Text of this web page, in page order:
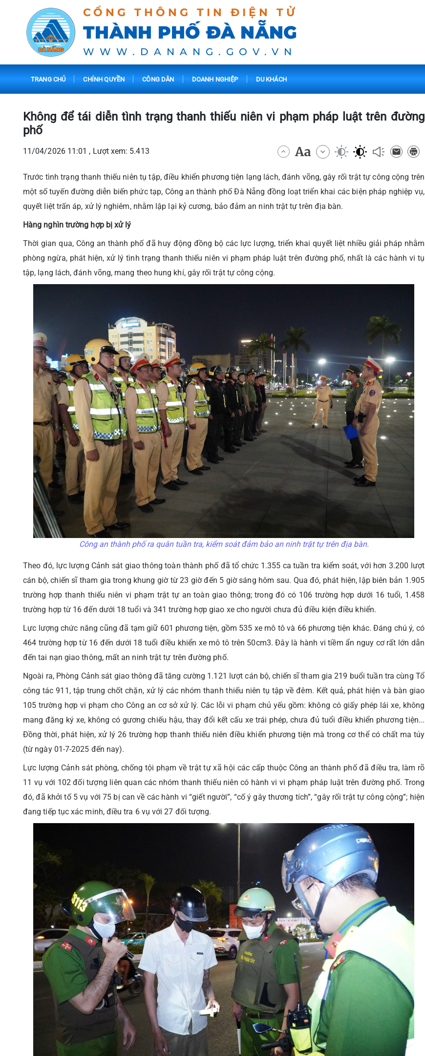
CỔNG THÔNG TIN ĐIỆN TỬ
THÀNH PHỐ ĐÀ NẴNG
WWW.DANANG.GOV.VN
TRANG CHỦ CHÍNH QUYỀN CÔNG DÂN DOANH NGHIỆP DU KHÁCH
Không để tái diễn tình trạng thanh thiếu niên vi phạm pháp luật trên đường
phố
11/04/2026 11:01 , Lượt xem: 5.413
Trước tình trạng thanh thiếu niên tụ tập, điều khiển phương tiện lạng lách, đánh võng, gây rối trật tự công cộng trên
một số tuyến đường diễn biến phức tạp, Công an thành phố Đà Nẵng đồng loạt triển khai các biện pháp nghiệp vụ,
quyết liệt trấn áp, xử lý nghiêm, nhằm lập lại kỷ cương, bảo đảm an ninh trật tự trên địa bàn.
Hàng nghìn trường hợp bị xử lý
Thời gian qua, Công an thành phố đã huy động đồng bộ các lực lượng, triển khai quyết liệt nhiều giải pháp nhằm
phòng ngừa, phát hiện, xử lý tình trạng thanh thiếu niên vi phạm pháp luật trên đường phố, nhất là các hành vi tụ
tập, lạng lách, đánh võng, mang theo hung khí, gây rối trật tự công cộng.
Công an thành phố ra quân tuần tra, kiểm soát đảm bảo an ninh trật tự trên địa bàn.
Theo đó, lực lượng Cảnh sát giao thông toàn thành phố đã tổ chức 1.355 ca tuần tra kiểm soát, với hơn 3.200 lượt
cán bộ, chiến sĩ tham gia trong khung giờ từ 23 giờ đến 5 giờ sáng hôm sau. Qua đó, phát hiện, lập biên bản 1.905
trường hợp thanh thiếu niên vi phạm trật tự an toàn giao thông; trong đó có 106 trường hợp dưới 16 tuổi, 1.458
trường hợp từ 16 đến dưới 18 tuổi và 341 trường hợp giao xe cho người chưa đủ điều kiện điều khiển.
Lực lượng chức năng cũng đã tạm giữ 601 phương tiện, gồm 535 xe mô tô và 66 phương tiện khác. Đáng chú ý, có
464 trường hợp từ 16 đến dưới 18 tuổi điều khiển xe mô tô trên 50cm3. Đây là hành vi tiềm ẩn nguy cơ rất lớn dẫn
đến tai nạn giao thông, mất an ninh trật tự trên đường phố.
Ngoài ra, Phòng Cảnh sát giao thông đã tăng cường 1.121 lượt cán bộ, chiến sĩ tham gia 219 buổi tuần tra cùng Tổ
công tác 911, tập trung chốt chặn, xử lý các nhóm thanh thiếu niên tụ tập về đêm. Kết quả, phát hiện và bàn giao
105 trường hợp vi phạm cho Công an cơ sở xử lý. Các lỗi vi phạm chủ yếu gồm: không có giấy phép lái xe, không
mang đăng ký xe, không có gương chiếu hậu, thay đổi kết cấu xe trái phép, chưa đủ tuổi điều khiển phương tiện...
Đồng thời, phát hiện, xử lý 26 trường hợp thanh thiếu niên điều khiển phương tiện mà trong cơ thể có chất ma túy
(từ ngày 01-7-2025 đến nay).
Lực lượng Cảnh sát phòng, chống tội phạm về trật tự xã hội các cấp thuộc Công an thành phố đã điều tra, làm rõ
11 vụ với 102 đối tượng liên quan các nhóm thanh thiếu niên có hành vi vi phạm pháp luật trên đường phố. Trong
đó, đã khởi tố 5 vụ với 75 bị can về các hành vi “giết người”, “cố ý gây thương tích”, “gây rối trật tự công cộng”; hiện
đang tiếp tục xác minh, điều tra 6 vụ với 27 đối tượng.